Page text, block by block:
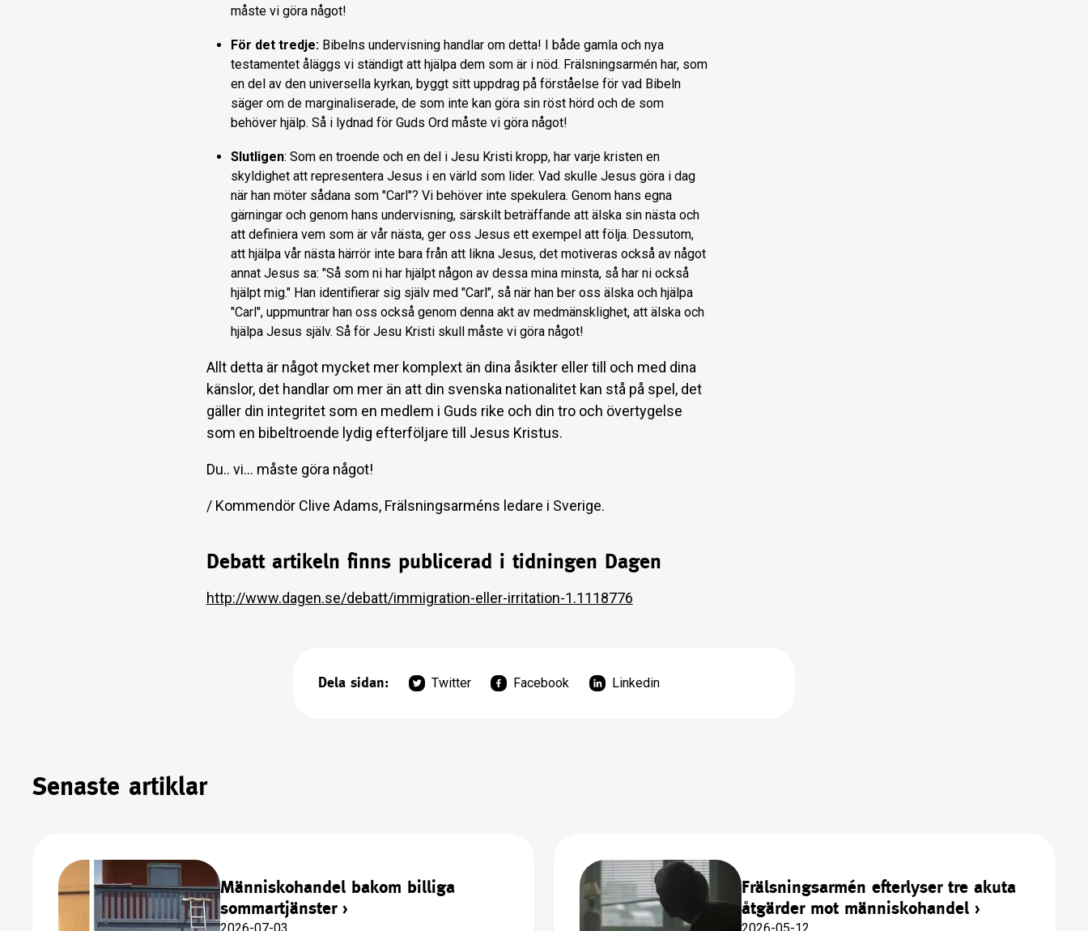
måste vi göra något!
För det tredje:Bibelns undervisning handlar om detta! I både gamla och nya
testamentet åläggs vi ständigt att hjälpa dem som är i nöd. Frälsningsarmén har, som
en del av den universella kyrkan, byggt sitt uppdrag på förståelse för vad Bibeln
säger om de marginaliserade, de som inte kan göra sin röst hörd och de som
behöver hjälp. Så i lydnad för Guds Ord måste vi göra något!
Slutligen: Som en troende och en del i Jesu Kristi kropp, har varje kristen en
skyldighet att representera Jesus i en värld som lider. Vad skulle Jesus göra i dag
när han möter sådana som "Carl"? Vi behöver inte spekulera. Genom hans egna
gärningar och genom hans undervisning, särskilt beträffande att älska sin nästa och
att definiera vem som är vår nästa, ger oss Jesus ett exempel att följa. Dessutom,
att hjälpa vår nästa härrör inte bara från att likna Jesus, det motiveras också av något
annat Jesus sa: "Så som ni har hjälpt någon av dessa mina minsta, så har ni också
hjälpt mig." Han identifierar sig själv med "Carl", så när han ber oss älska och hjälpa
"Carl", uppmuntrar han oss också genom denna akt av medmänsklighet, att älska och
hjälpa Jesus själv. Så för Jesu Kristi skull måste vi göra något!
Allt detta är något mycket mer komplext än dina åsikter eller till och med dina
känslor, det handlar om mer än att din svenska nationalitet kan stå på spel, det
gäller din integritet som en medlem i Guds rike och din tro och övertygelse
som en bibeltroende lydig efterföljare till Jesus Kristus.
Du.. vi... måste göra något!
/ Kommendör Clive Adams, Frälsningsarméns ledare i Sverige.
Debatt artikeln finns publicerad i tidningen Dagen
http://www.dagen.se/debatt/immigration-eller-irritation-1.1118776
Dela sidan: Twitter Facebook Linkedin
Senaste artiklar
Människohandel bakom billiga
sommartjänster›
Frälsningsarmén efterlyser tre akuta
åtgärder mot människohandel›